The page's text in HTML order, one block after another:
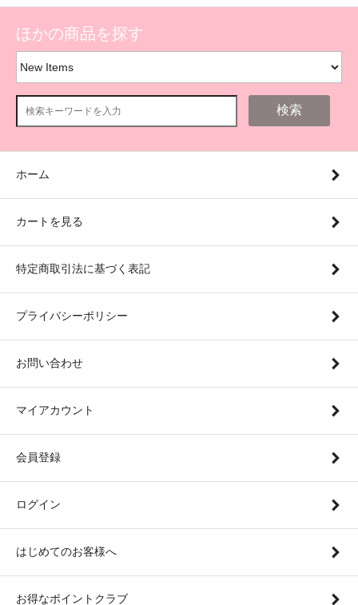
ほかの商品を探す
検索
ホーム
カートを見る
特定商取引法に基づく表記
プライバシーポリシー
お問い合わせ
マイアカウント
会員登録
ログイン
はじめてのお客様へ
お得なポイントクラブ